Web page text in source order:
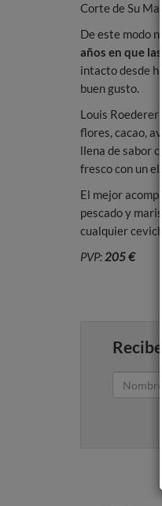
Corte de Su
De este modo
años en que
intacto desde
buen gusto.
Louis
flores, cacao,
llena de sabor
fresco con un
El mejor
pescado y
cualquier
PVP:205 €